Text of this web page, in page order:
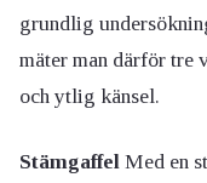
grundlig
mäter man därför tre
och ytlig känsel.
Stämgaffel Med en